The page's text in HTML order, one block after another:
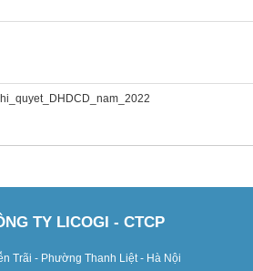
TY LICOGI - CTCP
Trãi - Phường Thanh Liệt - Hà Nội